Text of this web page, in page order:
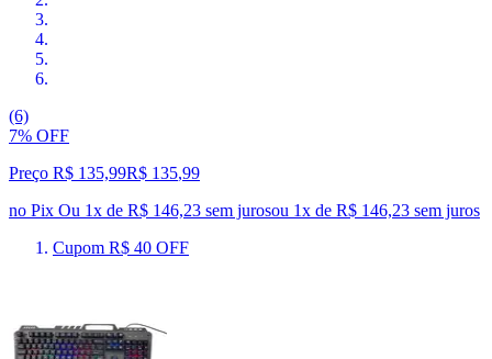
(6)
7% OFF
Preço R$ 135,99R$ 135,99
no Pix Ou 1x de R$ 146,23 sem jurosou 1x de R$ 146,23 sem juros
Cupom R$ 40 OFF